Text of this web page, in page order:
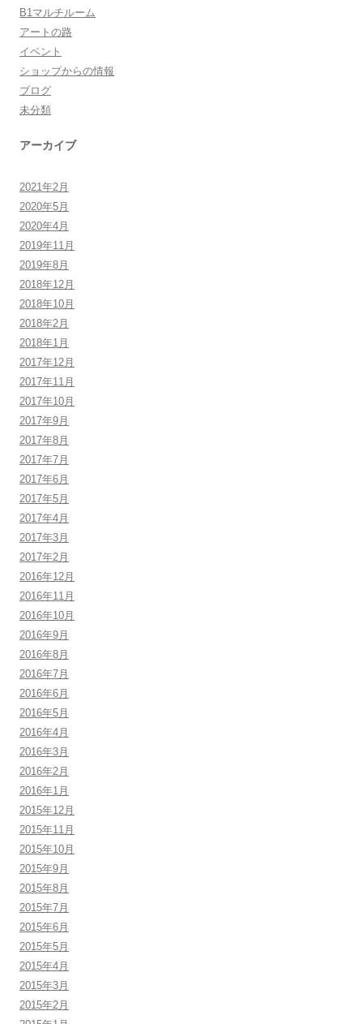
B1マルチルーム
アートの路
イベント
ショップからの情報
ブログ
未分類
アーカイブ
2021年2月
2020年5月
2020年4月
2019年11月
2019年8月
2018年12月
2018年10月
2018年2月
2018年1月
2017年12月
2017年11月
2017年10月
2017年9月
2017年8月
2017年7月
2017年6月
2017年5月
2017年4月
2017年3月
2017年2月
2016年12月
2016年11月
2016年10月
2016年9月
2016年8月
2016年7月
2016年6月
2016年5月
2016年4月
2016年3月
2016年2月
2016年1月
2015年12月
2015年11月
2015年10月
2015年9月
2015年8月
2015年7月
2015年6月
2015年5月
2015年4月
2015年3月
2015年2月